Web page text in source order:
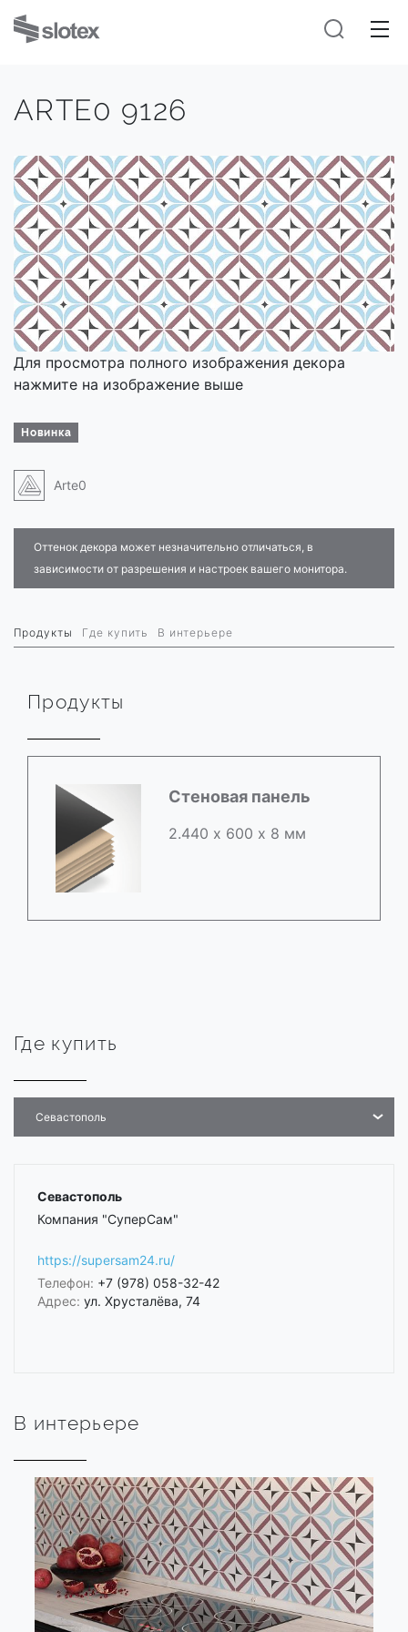
ARTE0 9126
Для просмотра полного изображения декора
нажмите на изображение выше
Новинка
Arte0
Оттенок декора может незначительно отличаться, в
зависимости от разрешения и настроек вашего монитора.
Продукты Где купить В интерьере
Продукты
Стеновая панель
2.440 х 600 х 8 мм
Где купить
Севастополь
Севастополь
Компания "СуперСам"
https://supersam24.ru/
Телефон: +7 (978) 058-32-42
Адрес: ул. Хрусталёва, 74
В интерьере